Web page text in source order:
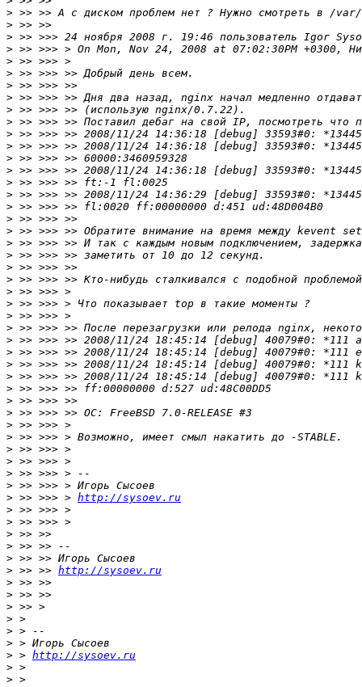
>
>
> >> >>> 24 ноября 2008 г. 19:46 пользователь Igor
>
>
>
>
>
>
>
>
>
>
>
>
>
>
>
>
>
>
>
>
>
>
>
>
>
>
>
>
>
>
>
>
>
>
>
>
>
> >> >>> > http://sysoev.ru
>
>
>
>
>
> >> >> http://sysoev.ru
>
>
>
>
>
>
> > http://sysoev.ru
>
>